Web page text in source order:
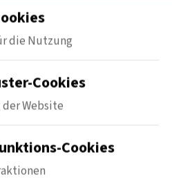
von Verbrechen.
meine Theorien
Kindheit spielt eine
prägen
das spätere
den nächsten
die Nutzung
Cookies
Website
Cookies